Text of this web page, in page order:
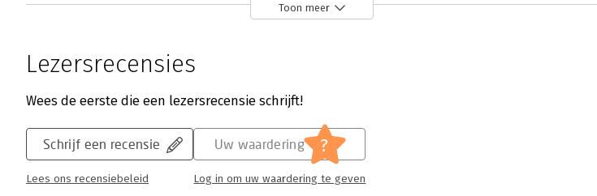
Toon meer
Lezersrecensies
Wees de eerste die een lezersrecensie schrijft!
Schrijf een recensie
Lees ons recensiebeleid
Uw waardering ?
Log in om uw waardering te geven